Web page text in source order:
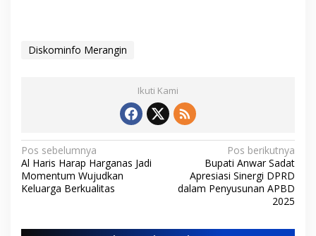
Diskominfo Merangin
Ikuti Kami
N
a
v
Pos sebelumnya
Al Haris Harap Harganas Jadi
Momentum Wujudkan
Keluarga Berkualitas
Pos berikutnya
Bupati Anwar Sadat
Apresiasi Sinergi DPRD
dalam Penyusunan APBD
2025